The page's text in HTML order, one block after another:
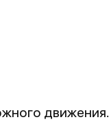
движения.